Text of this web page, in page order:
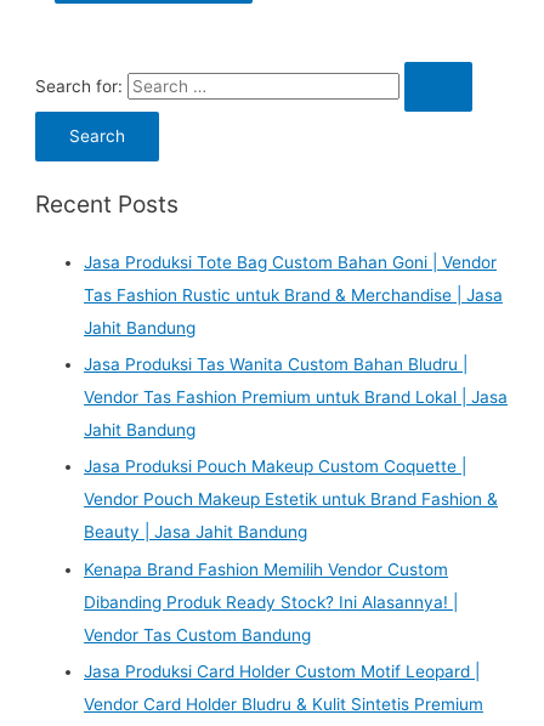
Search for:
Recent Posts
Jasa Produksi Tote Bag Custom Bahan Goni | Vendor
Tas Fashion Rustic untuk Brand & Merchandise | Jasa
Jahit Bandung
Jasa Produksi Tas Wanita Custom Bahan Bludru |
Vendor Tas Fashion Premium untuk Brand Lokal | Jasa
Jahit Bandung
Jasa Produksi Pouch Makeup Custom Coquette |
Vendor Pouch Makeup Estetik untuk Brand Fashion &
Beauty | Jasa Jahit Bandung
Kenapa Brand Fashion Memilih Vendor Custom
Dibanding Produk Ready Stock? Ini Alasannya! |
Vendor Tas Custom Bandung
Jasa Produksi Card Holder Custom Motif Leopard |
Vendor Card Holder Bludru & Kulit Sintetis Premium